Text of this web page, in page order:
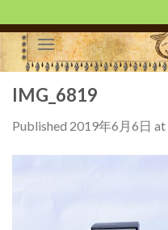
to
content
IMG_6819
Published 2019年6月6日 at